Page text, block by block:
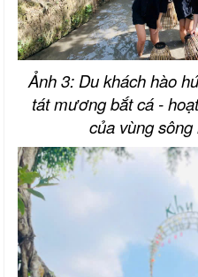
Ảnh 3: Du khách hào
tát mương bắt cá -
của vùng